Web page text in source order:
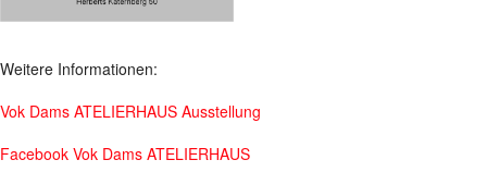
Weitere Informationen:
Vok Dams ATELIERHAUS Ausstellung
Facebook Vok Dams ATELIERHAUS